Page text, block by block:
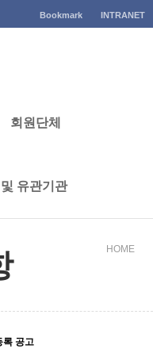
Bookmark INTRANET
회원단체
유관기관
HOME
록 공고